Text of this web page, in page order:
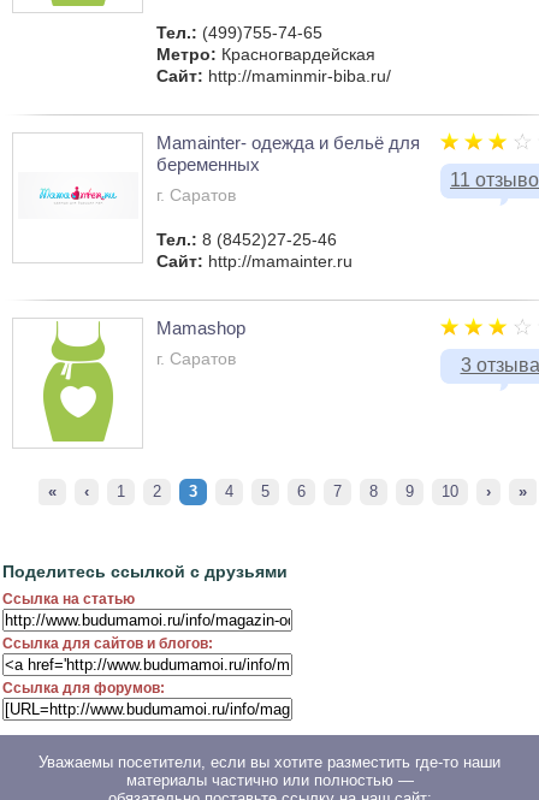
Тел.: (499)755-74-65
Метро: Красногвардейская
Сайт: http://maminmir-biba.ru/
11
Mamainter- одежда и бельё для
беременных
г. Саратов
Тел.: 8 (8452)27-25-46
Сайт: http://mamainter.ru
3 отзыва
Mamashop
г. Саратов
« ‹ 1 2 3 4 5 6 7 8 9 10 › »
Поделитесь ссылкой с друзьями
Ссылка на статью
Ссылка для сайтов и блогов:
Ссылка для форумов:
Уважаемы посетители, если вы хотите разместить где-то наши
материалы частично или полностью —